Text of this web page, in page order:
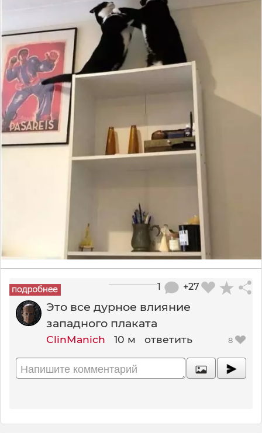
+27
1
Это все дурное влияние
западного плаката
ClinManich 10 м ответить 8